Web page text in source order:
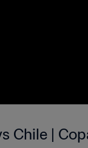
Chile |